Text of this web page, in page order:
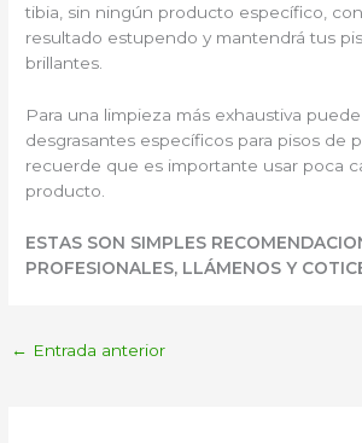
tibia, sin ningún producto específico,
resultado estupendo y mantendrá tus
brillantes.
Para una limpieza más exhaustiva
desgrasantes específicos para pisos de
recuerde que es importante usar poca
producto.
ESTAS SON SIMPLES
PROFESIONALES, LLÁMENOS Y
← Entrada anterior